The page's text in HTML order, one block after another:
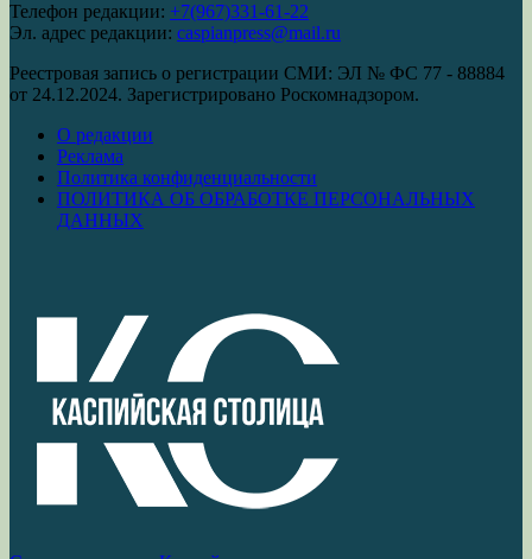
Телефон редакции: +7(967)331-61-22
Эл. адрес редакции: caspianpress@mail.ru
Реестровая запись о регистрации СМИ: ЭЛ № ФС 77 - 88884
от 24.12.2024. Зарегистрировано Роскомнадзором.
О редакции
Реклама
Политика конфиденциальности
ПОЛИТИКА ОБ ОБРАБОТКЕ ПЕРСОНАЛЬНЫХ
ДАННЫХ